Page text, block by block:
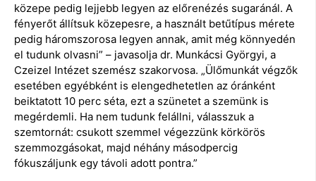
közepe pedig lejjebb legyen az előrenézés sugaránál. A
fényerőt állítsuk közepesre, a használt betűtípus mérete
pedig háromszorosa legyen annak, amit még könnyedén
el tudunk olvasni” – javasolja dr. Munkácsi Györgyi, a
Czeizel Intézet szemész szakorvosa. „Ülőmunkát végzők
esetében egyébként is elengedhetetlen az óránként
beiktatott 10 perc séta, ezt a szünetet a szemünk is
megérdemli. Ha nem tudunk felállni, válasszuk a
szemtornát: csukott szemmel végezzünk körkörös
szemmozgásokat, majd néhány másodpercig
fókuszáljunk egy távoli adott pontra.”